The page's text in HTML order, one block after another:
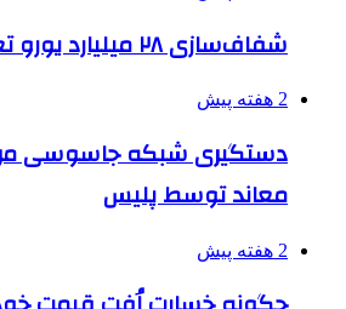
شفاف‌سازی ۲۸ میلیارد یورو تعهدات ارزی
2 هفته پیش
دستگیری شبکه جاسوسی
معاند توسط پلیس
2 هفته پیش